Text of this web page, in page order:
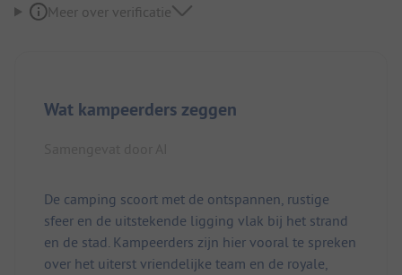
Meer over verificatie
Wat kampeerders zeggen
De camping scoort met de ontspannen, rustige
sfeer en de uitstekende ligging vlak bij het strand
en de stad. Kampeerders zijn hier vooral te spreken
over het uiterst vriendelijke team en de royale,